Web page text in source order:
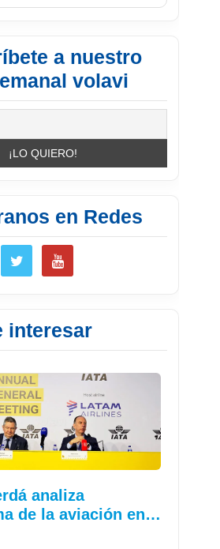
a nuestro
volavi
en Redes
interesar
analiza
de la aviación en…